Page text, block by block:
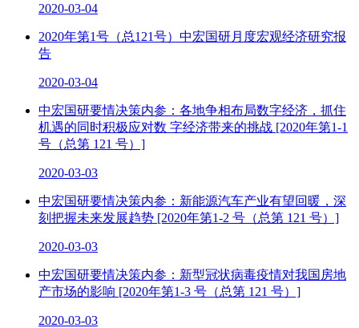
2020-03-04
2020年第1号（总121号）中宏国研月度宏观经济研究报
告
2020-03-04
中宏国研要情决策内参：各地争相布局数字经济，抓住
机遇的同时积极应对数 字经济带来的挑战 [2020年第1-1
号（总第 121 号）]
2020-03-03
中宏国研要情决策内参：新能源汽车产业有望回暖，深
刻把握未来发展趋势 [2020年第1-2 号（总第 121 号）]
2020-03-03
中宏国研要情决策内参：新型冠状病毒疫情对我国房地
产市场的影响 [2020年第1-3 号（总第 121 号）]
2020-03-03